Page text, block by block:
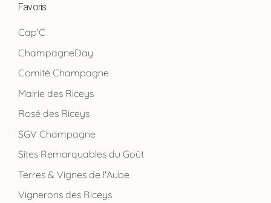
Favoris
Cap'C
ChampagneDay
Comité Champagne
Mairie des Riceys
Rosé des Riceys
SGV Champagne
Sites Remarquables du Goût
Terres & Vignes de l'Aube
Vignerons des Riceys